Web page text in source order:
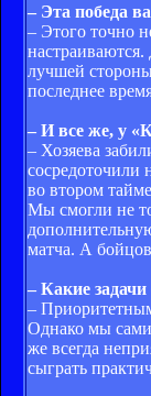
– Эта победа
– Этого точно
лучшей
последнее
– И все же, у
– Хозяева
сосредоточили
во втором
Мы смогли не
матча. А
– Какие
–
Однако мы сами
же всегда
сыграть